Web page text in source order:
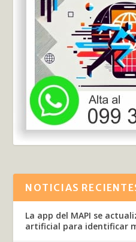
NOTICIAS
La app del MAPI se
artificial para identificar